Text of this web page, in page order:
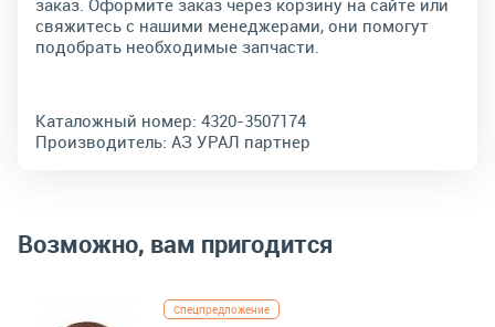
заказ. Оформите заказ через корзину на сайте или
свяжитесь с нашими менеджерами, они помогут
подобрать необходимые запчасти.
Каталожный номер: 4320-3507174
Производитель: АЗ УРАЛ партнер
Возможно, вам пригодится
Спецпредложение